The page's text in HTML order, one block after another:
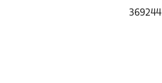
369244